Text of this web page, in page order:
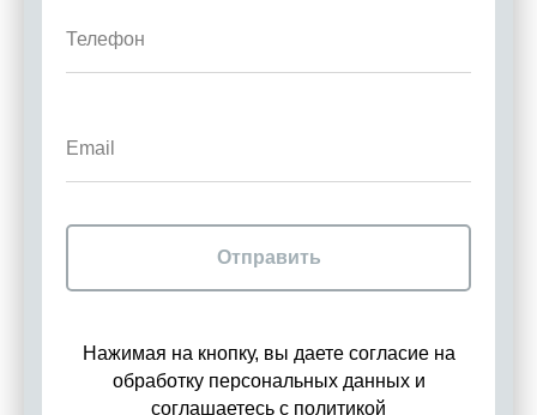
Отправить
Нажимая на кнопку, вы даете согласие на
обработку персональных данных и
соглашаетесь c политикой